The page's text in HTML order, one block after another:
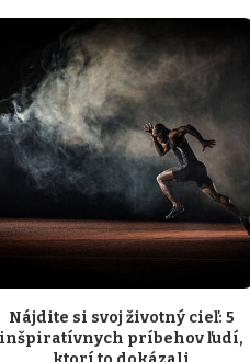
Nájdite si svoj životný cieľ: 5
inšpiratívnych príbehov ľudí,